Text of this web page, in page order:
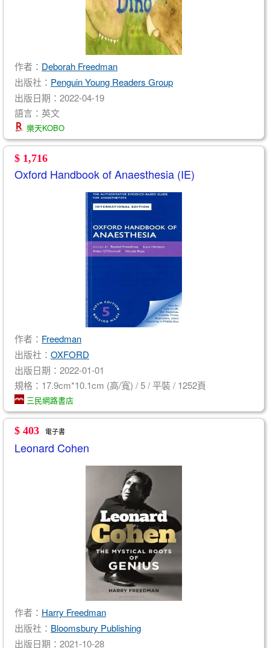
作者： Deborah Freedman
出版社： Penguin Young Readers Group
出版日期：2022-04-19
語言：英文
樂天KOBO
$ 1,716
Oxford Handbook of Anaesthesia (IE)
作者： Freedman
出版社： OXFORD
出版日期：2022-01-01
規格：17.9cm*10.1cm (高/寬) / 5 / 平裝 / 1252頁
三民網路書店
$ 403 電子書
Leonard Cohen
作者： Harry Freedman
出版社： Bloomsbury Publishing
出版日期：2021-10-28